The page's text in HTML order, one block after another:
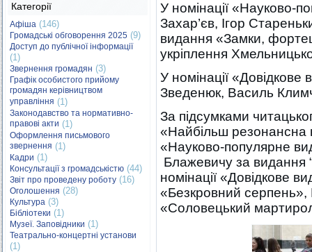
Категорії
Афіша (146)
Громадські обговорення 2025 (9)
Доступ до публічної інформації
(1)
Звернення громадян (3)
Графік особистого прийому
громадян керівництвом
управління (1)
Законодавство та нормативно-
правові акти (1)
Оформлення письмового
звернення (1)
Кадри (1)
Консультації з громадськістю (44)
Звіт про проведену роботу (16)
Оголошення (28)
Культура (3)
Бібліотеки (1)
Музеї. Заповідники (1)
Театрально-концертні установи
(1)
У номінації «Науково-
Захар’єв, Ігор
видання «Замки,
укріплення
У номінації
Зведенюк, Василь
За підсумками
«Найбільш резонансна
«Науково-популярне
Блажевичу за видання
номінації «Довідкове
«Безкровний серпень»,
«Соловецький